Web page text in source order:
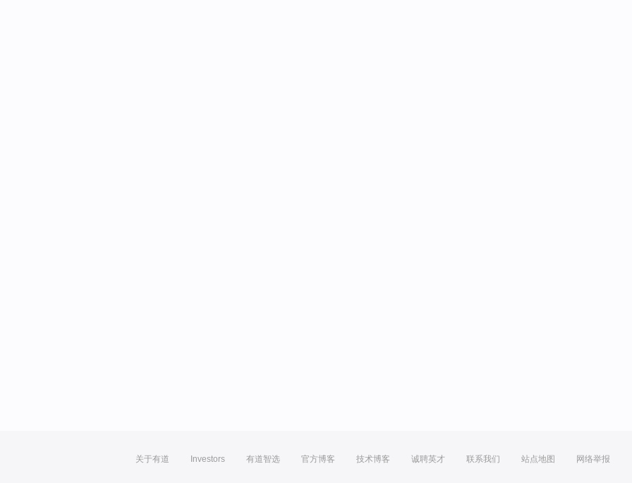
关于有道 Investors 有道智选 官方博客 技术博客 诚聘英才 联系我们 站点地图 网络举报